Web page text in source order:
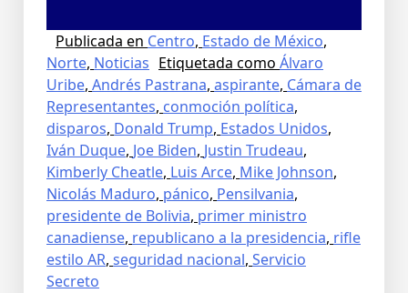
Publicada en Centro, Estado de México,
Norte, Noticias Etiquetada como Álvaro
Uribe, Andrés Pastrana, aspirante, Cámara de
Representantes, conmoción política,
disparos, Donald Trump, Estados Unidos,
Iván Duque, Joe Biden, Justin Trudeau,
Kimberly Cheatle, Luis Arce, Mike Johnson,
Nicolás Maduro, pánico, Pensilvania,
presidente de Bolivia, primer ministro
canadiense, republicano a la presidencia, rifle
estilo AR, seguridad nacional, Servicio
Secreto